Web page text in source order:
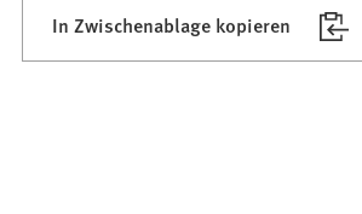
In Zwischenablage kopieren